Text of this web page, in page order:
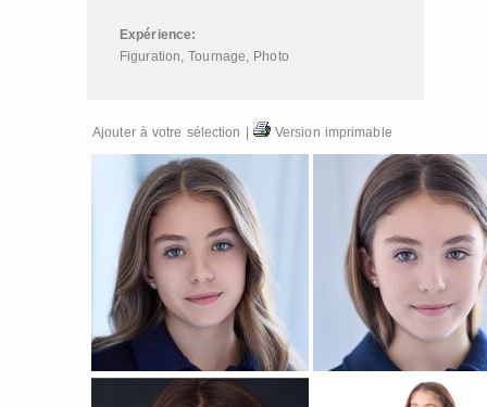
Expérience:
Figuration,Tournage, Photo
Ajouter à votre sélection Version imprimable